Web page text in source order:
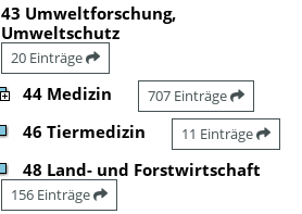
43 Umweltforschung,
Umweltschutz
20 Einträge
44 Medizin 707 Einträge
46 Tiermedizin 11 Einträge
48 Land- und Forstwirtschaft
156 Einträge